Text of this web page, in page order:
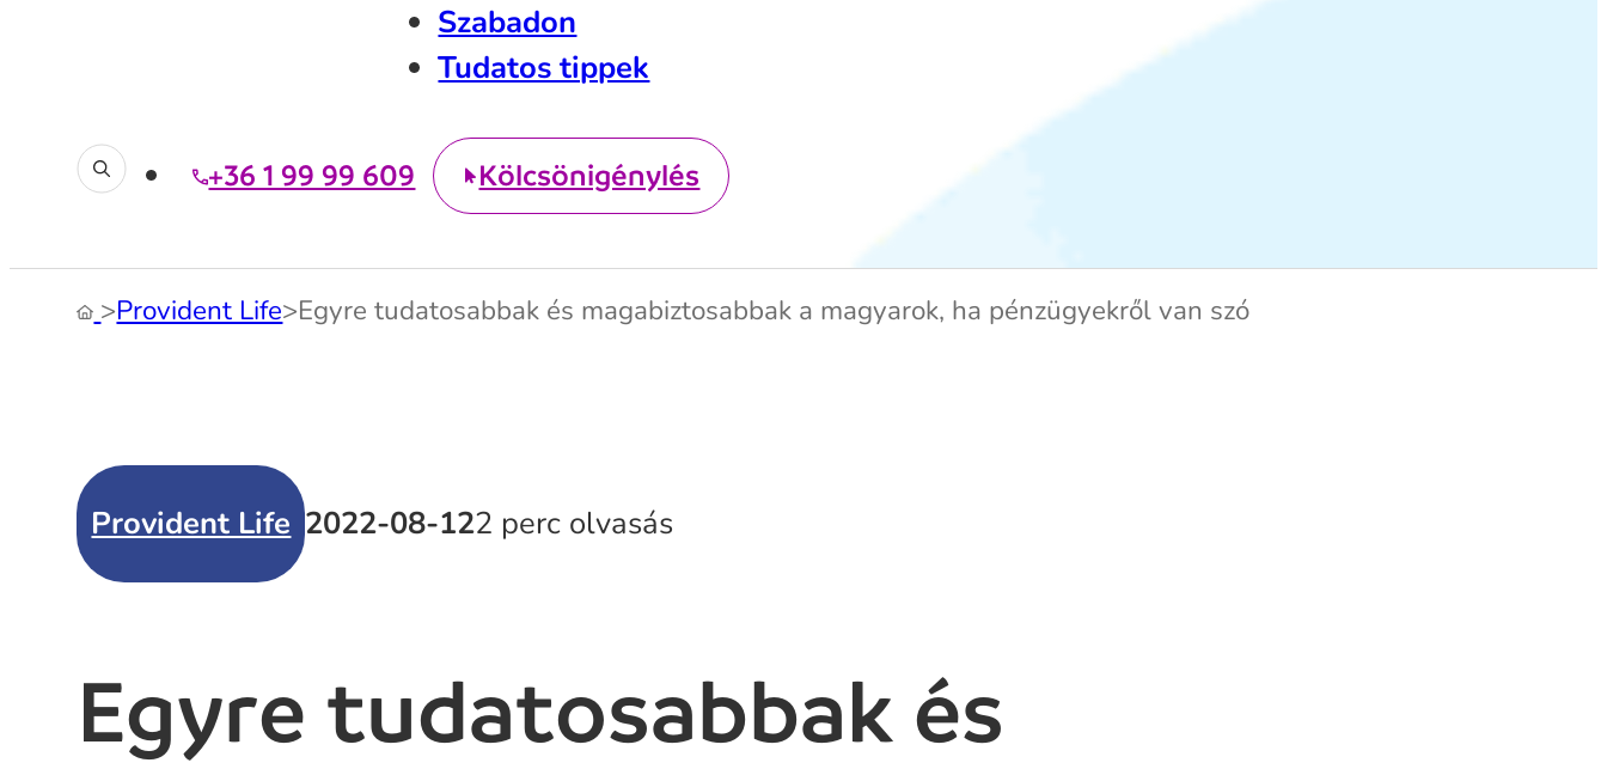
Szabadon
Tudatos tippek
+36 1 99 99 609 Kölcsönigénylés
>Provident Life>Egyre tudatosabbak és magabiztosabbak a magyarok, ha pénzügyekről van szó
Provident Life 2022-08-122 perc olvasás
Egyre tudatosabbak és